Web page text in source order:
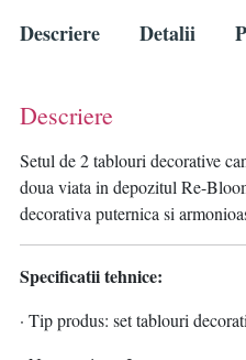
Descriere Detalii
Descriere
Setul de 2 tablouri decorative
doua viata in depozitul Re-
decorativa puternica si
Specificatii tehnice:
· Tip produs: set tablouri